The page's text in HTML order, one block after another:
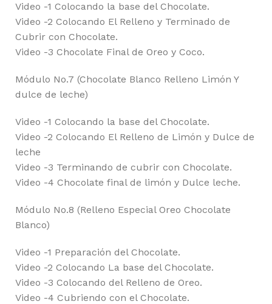
Video -1 Colocando la base del Chocolate.
Video -2 Colocando El Relleno y Terminado de
Cubrir con Chocolate.
Video -3 Chocolate Final de Oreo y Coco.
Módulo No.7 (Chocolate Blanco Relleno Limón Y
dulce de leche)
Video -1 Colocando la base del Chocolate.
Video -2 Colocando El Relleno de Limón y Dulce de
leche
Video -3 Terminando de cubrir con Chocolate.
Video -4 Chocolate final de limón y Dulce leche.
Módulo No.8 (Relleno Especial Oreo Chocolate
Blanco)
Video -1 Preparación del Chocolate.
Video -2 Colocando La base del Chocolate.
Video -3 Colocando del Relleno de Oreo.
Video -4 Cubriendo con el Chocolate.